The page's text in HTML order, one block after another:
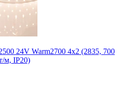
24V Warm2700 4x2 (2835, 700
м, IP20)